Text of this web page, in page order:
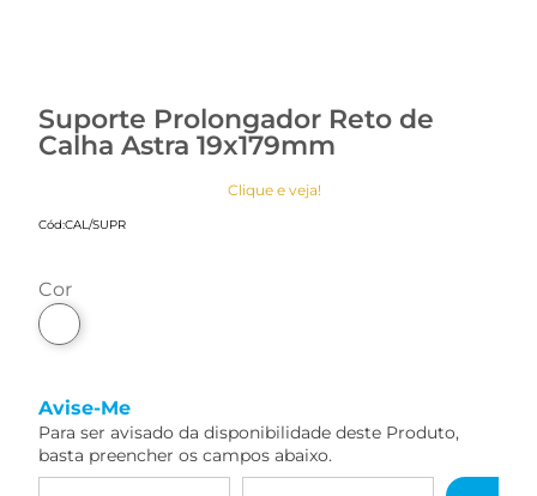
Suporte Prolongador Reto de
Calha Astra 19x179mm
Clique e veja!
Cód:CAL/SUPR
cor
Avise-Me
Para ser avisado da disponibilidade deste Produto,
basta preencher os campos abaixo.